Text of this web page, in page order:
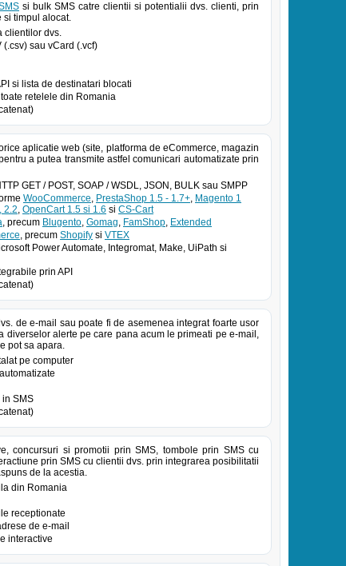
si bulk SMS catre clientii si potentialii dvs. clienti, prin
si timpul alocat.
clientilor dvs.
(.csv) sau vCard (.vcf)
si lista de destinatari blocati
retelele din Romania
aplicatie web (site, platforma de eCommerce, magazin
a putea transmite astfel comunicari automatizate prin
GET / POST, SOAP / WSDL, JSON, BULK sau SMPP
WooCommerce, PrestaShop 1.5 - 1.7+, Magento 1
2.2, OpenCart 1.5 si 1.6 si CS-Cart
, precum Blugento, Gomag, FamShop, Extended
, precum Shopify si VTEX
Power Automate, Integromat, Make, UiPath si
prin API
de e-mail sau poate fi de asemenea integrat foarte usor
alerte pe care pana acum le primeati pe e-mail,
pot sa apara.
pe computer
SMS
concursuri si promotii prin SMS, tombole prin SMS cu
prin SMS cu clientii dvs. prin integrarea posibilitatii
de la acestia.
din Romania
receptionate
de e-mail
interactive